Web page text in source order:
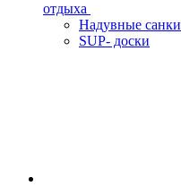
отдыха
Надувные санки
SUP- доски